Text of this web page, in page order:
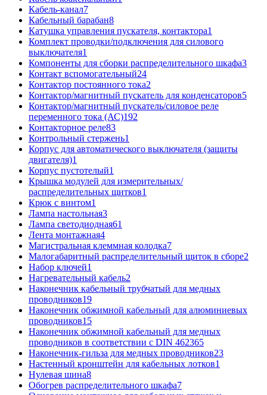
Кабель-канал7
Кабельный барабан8
Катушка управления пускателя, контактора1
Комплект проводки/подключения для силового
выключателя1
Компоненты для сборки распределительного шкафа3
Контакт вспомогательный24
Контактор постоянного тока2
Контактор/магнитный пускатель для конденсаторов5
Контактор/магнитный пускатель/силовое реле
переменного тока (АС)192
Контакторное реле83
Контрольный стержень1
Корпус для автоматического выключателя (защиты
двигателя)1
Корпус пустотелый1
Крышка модулей для измерительных/
распределительных щитков1
Крюк с винтом1
Лампа настольная3
Лампа светодиодная61
Лента монтажная4
Магистральная клеммная колодка7
Малогабаритный распределительный щиток в сборе2
Набор ключей1
Нагревательный кабель2
Наконечник кабельный трубчатый для медных
проводников19
Наконечник обжимной кабельный для алюминиевых
проводников15
Наконечник обжимной кабельный для медных
проводников в соответствии с DIN 462365
Наконечник-гильза для медных проводников23
Настенный кронштейн для кабельных лотков1
Нулевая шина8
Обогрев распределительного шкафа7